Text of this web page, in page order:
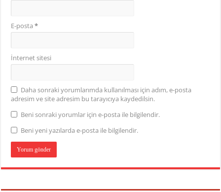
E-posta*
İnternet sitesi
Daha sonraki yorumlarımda kullanılması için adım, e-posta
adresim ve site adresim bu tarayıcıya kaydedilsin.
Beni sonraki yorumlar için e-posta ile bilgilendir.
Beni yeni yazılarda e-posta ile bilgilendir.